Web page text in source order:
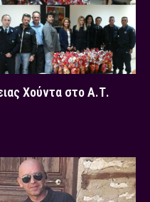
Χούντα στο Α.Τ.